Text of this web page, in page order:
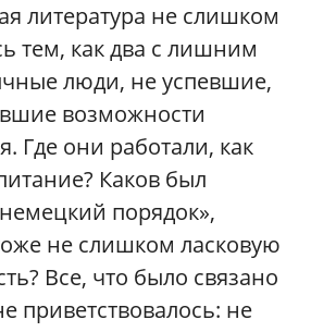
литература не слишком
тем, как два с лишним
люди, не успевшие,
возможности
Где они работали, как
Каков был
порядок»,
не слишком ласковую
Все, что было связано
приветствовалось: не